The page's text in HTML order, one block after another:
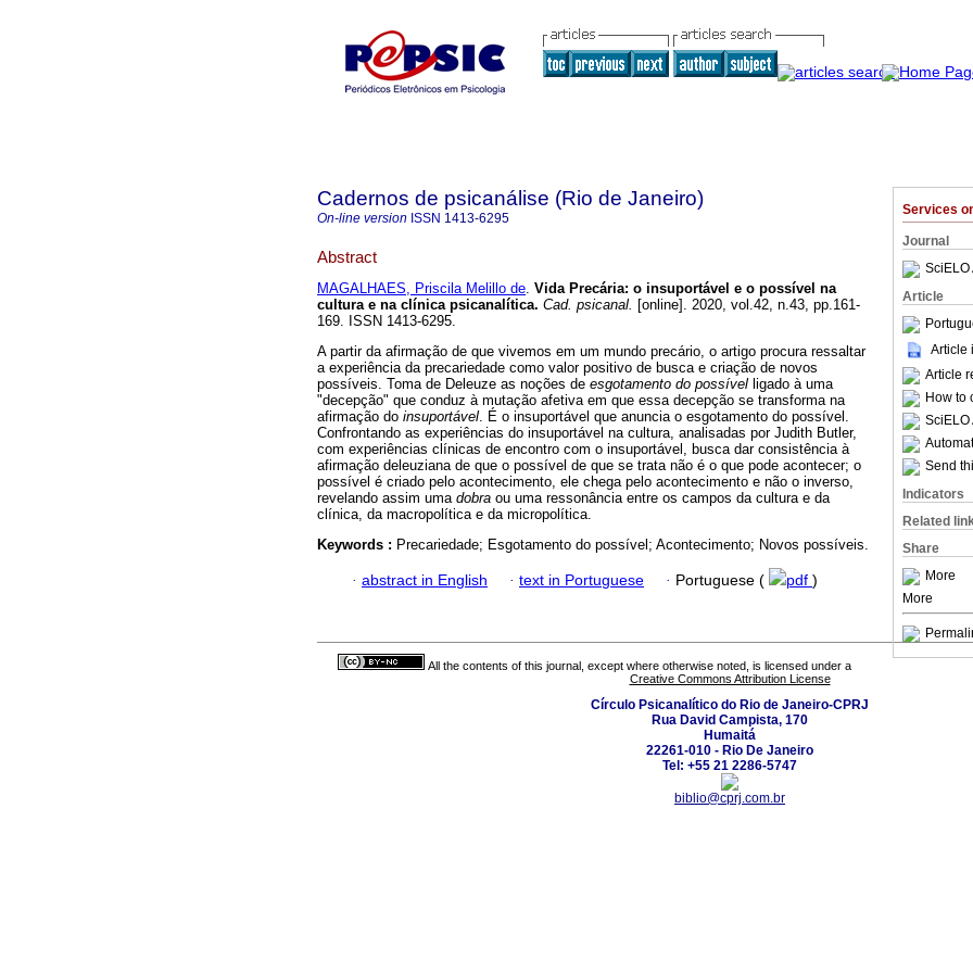
Services
Journal
SciELO
Article
Article
Article
How to
SciELO
Send
Indicators
Related
Share
More
More
Cadernos de psicanálise (Rio de Janeiro)
On-line version ISSN 1413-6295
Abstract
MAGALHAES, Priscila Melillo de. Vida Precária: o insuportável e o possível na
cultura e na clínica psicanalítica. Cad. psicanal. [online]. 2020, vol.42, n.43, pp.161-
169. ISSN 1413-6295.
A partir da afirmação de que vivemos em um mundo precário, o artigo procura ressaltar
a experiência da precariedade como valor positivo de busca e criação de novos
possíveis. Toma de Deleuze as noções de esgotamento do possível ligado à uma
"decepção" que conduz à mutação afetiva em que essa decepção se transforma na
afirmação do insuportável. É o insuportável que anuncia o esgotamento do possível.
Confrontando as experiências do insuportável na cultura, analisadas por Judith Butler,
com experiências clínicas de encontro com o insuportável, busca dar consistência à
afirmação deleuziana de que o possível de que se trata não é o que pode acontecer; o
possível é criado pelo acontecimento, ele chega pelo acontecimento e não o inverso,
revelando assim uma dobra ou uma ressonância entre os campos da cultura e da
clínica, da macropolítica e da micropolítica.
Keywords : Precariedade; Esgotamento do possível; Acontecimento; Novos possíveis.
· abstract in English · text in Portuguese · Portuguese ( pdf )
All the contents of this journal, except where otherwise noted, is licensed under a
Creative Commons Attribution License
Círculo Psicanalítico do Rio de Janeiro-CPRJ
Rua David Campista, 170
Humaitá
22261-010 - Rio De Janeiro
Tel: +55 21 2286-5747
biblio@cprj.com.br